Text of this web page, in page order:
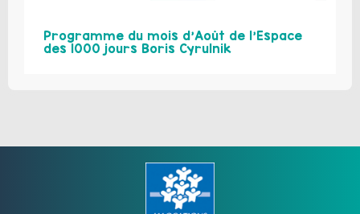
Programme du mois d’Août de l’Espace
des 1000 jours Boris Cyrulnik